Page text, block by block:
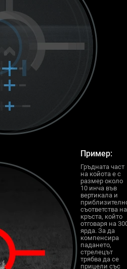
Пример:
Гръдната част
на койота е с
размер около
10 инча във
вертикала и
съответства на
кръста, който
отговаря на
ярда. За да
компенсира
падането,
стрелецът
трябва да се
прицели със